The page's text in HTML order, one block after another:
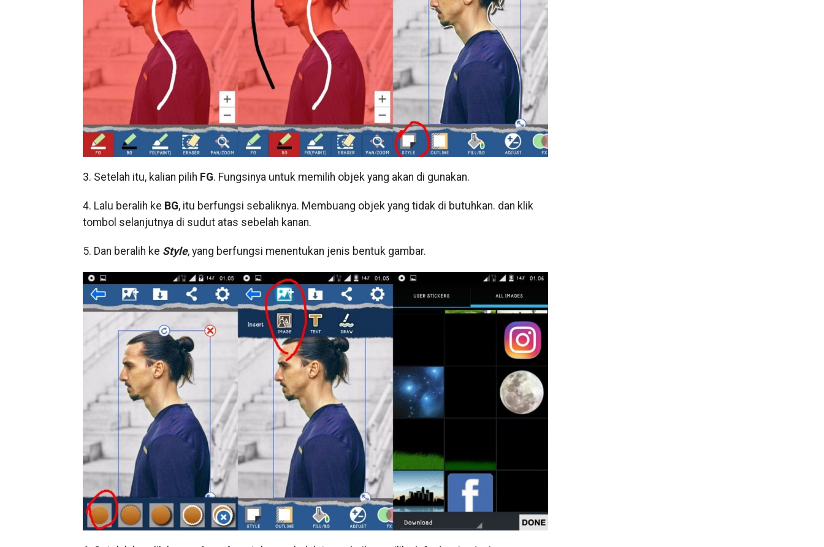
3. Setelah itu, kalian pilih FG. Fungsinya untuk memilih objek yang akan di gunakan.
4. Lalu beralih ke BG, itu berfungsi sebaliknya. Membuang objek yang tidak di butuhkan. dan klik
tombol selanjutnya di sudut atas sebelah kanan.
5. Dan beralih ke Style, yang berfungsi menentukan jenis bentuk gambar.